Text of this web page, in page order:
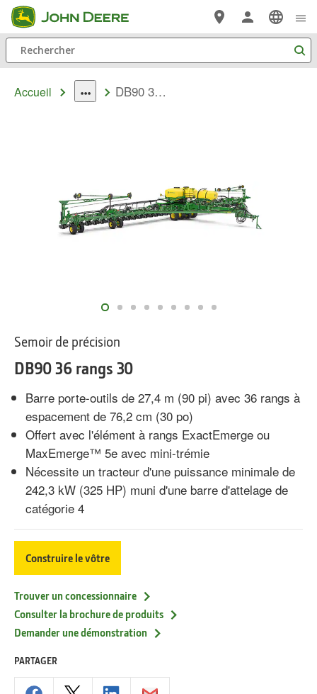
Passer au contenu principal
Rechercher
Accueil
dropdown
DB90 36 rangs 30 Semoir de précision
Semoir de précision
DB90 36 rangs 30
Barre porte-outils de 27,4 m (90 pi) avec 36 rangs à
espacement de 76,2 cm (30 po)
Offert avec l'élément à rangs ExactEmerge ou
MaxEmerge™ 5e avec mini-trémie
Nécessite un tracteur d'une puissance minimale de
242,3 kW (325 HP) muni d'une barre d'attelage de
catégorie 4
Construire le vôtre
Trouver un concessionnaire
Consulter la brochure de produits
Demander une démonstration
PARTAGER